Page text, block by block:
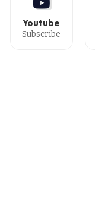
Youtube
Subscribe